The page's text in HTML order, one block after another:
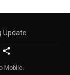
Update
Mobile.